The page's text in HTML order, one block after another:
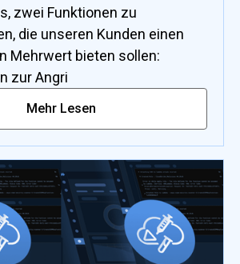
zwei Funktionen zu
die unseren Kunden einen
Mehrwert bieten sollen:
zur Angri
Mehr Lesen